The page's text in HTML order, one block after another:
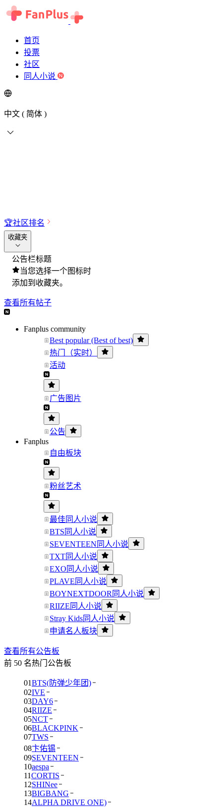
首页
投票
社区
同人小说
中文 ( 简体 )
🏆社区排名
收藏夹
公告栏标题
当您选择一个图标时
添加到收藏夹。
查看所有帖子
Fanplus community
Best popular (Best of best)
热门（实时）
活动
广告图片
公告
Fanplus
自由板块
粉丝艺术
最佳同人小说
BTS同人小说
SEVENTEEN同人小说
TXT同人小说
EXO同人小说
PLAVE同人小说
BOYNEXTDOOR同人小说
RIIZE同人小说
Stray Kids同人小说
申请名人板块
查看所有公告板
前 50 名热门公告板
01BTS(防弹少年团)
02IVE
03DAY6
04RIIZE
05NCT
06BLACKPINK
07TWS
08卞佑锡
09SEVENTEEN
10aespa
11CORTIS
12SHINee
13BIGBANG
14ALPHA DRIVE ONE)